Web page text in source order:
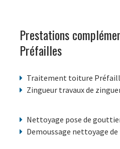
Prestations
Préfailles
Traitement toiture
Zingueur travaux de
Nettoyage pose de
Demoussage nettoyage